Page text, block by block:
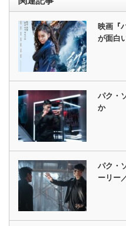
映画『
が面白
パク・
か
パク・
ーリー